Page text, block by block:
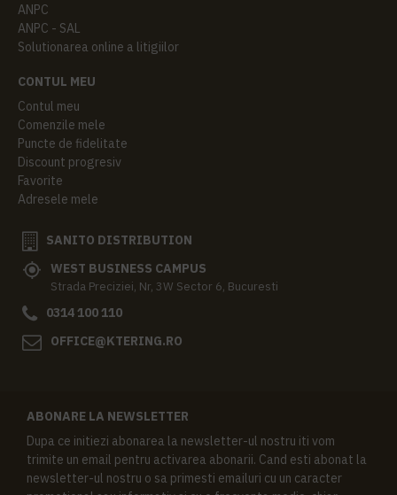
ANPC
ANPC - SAL
Solutionarea online a litigiilor
CONTUL MEU
Contul meu
Comenzile mele
Puncte de fidelitate
Discount progresiv
Favorite
Adresele mele
SANITO DISTRIBUTION
WEST BUSINESS CAMPUS
Strada Preciziei, Nr, 3W Sector 6, Bucuresti
0314 100 110
OFFICE@KTERING.RO
ABONARE LA NEWSLETTER
Dupa ce initiezi abonarea la newsletter-ul nostru iti vom
trimite un email pentru activarea abonarii. Cand esti abonat la
newsletter-ul nostru o sa primesti emailuri cu un caracter